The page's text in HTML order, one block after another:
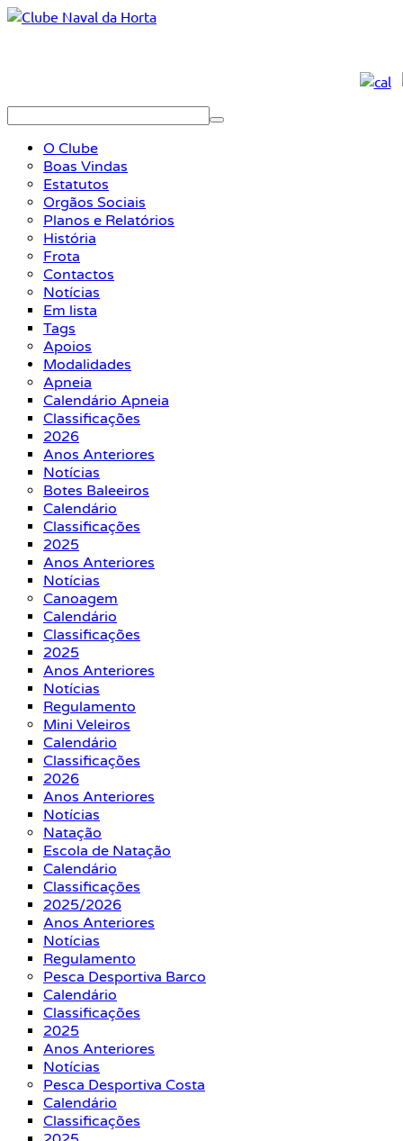
O Clube
Boas Vindas
Estatutos
Orgãos Sociais
Planos e Relatórios
História
Frota
Contactos
Notícias
Em lista
Tags
Apoios
Modalidades
Apneia
Calendário Apneia
Classificações
2026
Anos Anteriores
Notícias
Botes Baleeiros
Calendário
Classificações
2025
Anos Anteriores
Notícias
Canoagem
Calendário
Classificações
2025
Anos Anteriores
Notícias
Regulamento
Mini Veleiros
Calendário
Classificações
2026
Anos Anteriores
Notícias
Natação
Escola de Natação
Calendário
Classificações
2025/2026
Anos Anteriores
Notícias
Regulamento
Pesca Desportiva Barco
Calendário
Classificações
2025
Anos Anteriores
Notícias
Pesca Desportiva Costa
Calendário
Classificações